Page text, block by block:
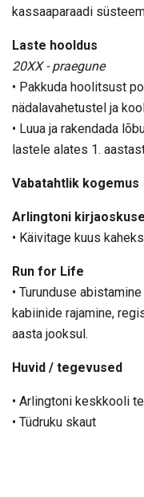
kassaaparaadi
Laste hooldus
20XX - praegune
• Pakkuda hoolitsust
nädalavahetustel ja
• Luua ja rakendada
lastele alates 1.
Vabatahtlik kogemus
Arlingtoni
• Käivitage kuus
Run for Life
• Turunduse
kabiinide rajamine,
aasta jooksul.
Huvid / tegevused
• Arlingtoni keskkooli
• Tüdruku skaut